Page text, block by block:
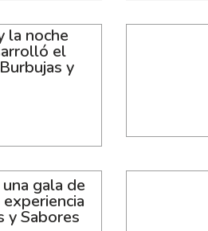
la noche
el
y
gala de
y Sabores